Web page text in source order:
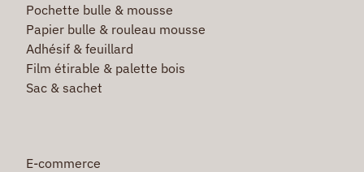
Pochette bulle & mousse
Papier bulle & rouleau mousse
Adhésif & feuillard
Film étirable & palette bois
Sac & sachet
E-commerce